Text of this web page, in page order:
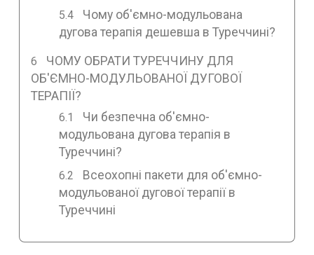
Чому об'ємно-модульована
дугова терапія дешевша в Туреччині?
ЧОМУ ОБРАТИ ТУРЕЧЧИНУ ДЛЯ
ОБ'ЄМНО-МОДУЛЬОВАНОЇ ДУГОВОЇ
ТЕРАПІЇ?
Чи безпечна об'ємно-
модульована дугова терапія в
Туреччині?
Всеохопні пакети для об'ємно-
модульованої дугової терапії в
Туреччині